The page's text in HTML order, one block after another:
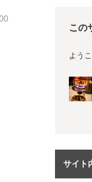
この
よう
サイト